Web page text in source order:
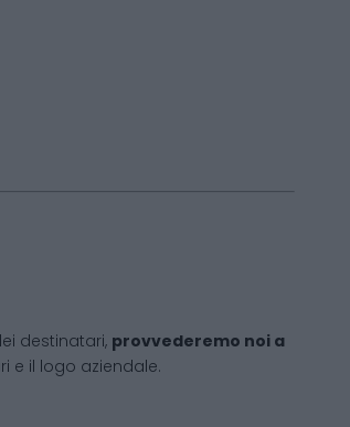
destinatari, provvederemo noi a
e il logo aziendale.